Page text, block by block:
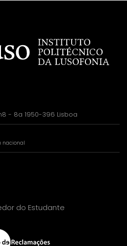
- 8a 1950-396 Lisboa
nacional
do Estudante